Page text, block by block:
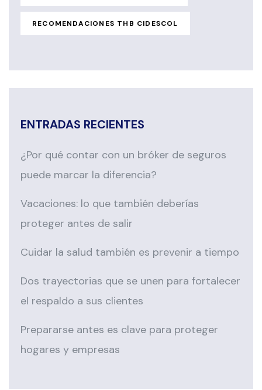
RECOMENDACIONES THB CIDESCOL
ENTRADAS RECIENTES
¿Por qué contar con un bróker de seguros
puede marcar la diferencia?
Vacaciones: lo que también deberías
proteger antes de salir
Cuidar la salud también es prevenir a tiempo
Dos trayectorias que se unen para fortalecer
el respaldo a sus clientes
Prepararse antes es clave para proteger
hogares y empresas